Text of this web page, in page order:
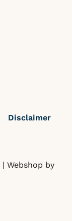
Disclaimer
| Webshop by